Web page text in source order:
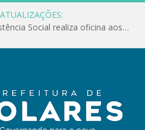
Conselho Municipal de Assistência Social realiza oficina aos servidores